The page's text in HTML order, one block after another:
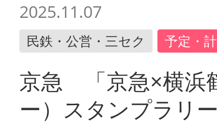
2025.11.07
民鉄・公営・三セク 予定・
京急 「京急×横浜
ー）スタンプラリ